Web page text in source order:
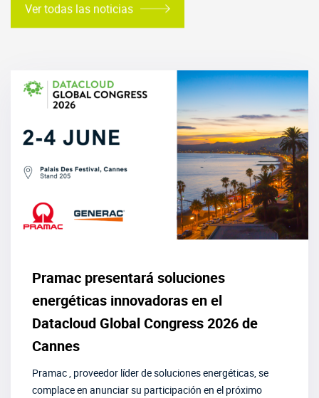
Ver todas las noticias
Pramac presentará soluciones
energéticas innovadoras en el
Datacloud Global Congress 2026 de
Cannes
Pramac , proveedor líder de soluciones energéticas, se
complace en anunciar su participación en el próximo